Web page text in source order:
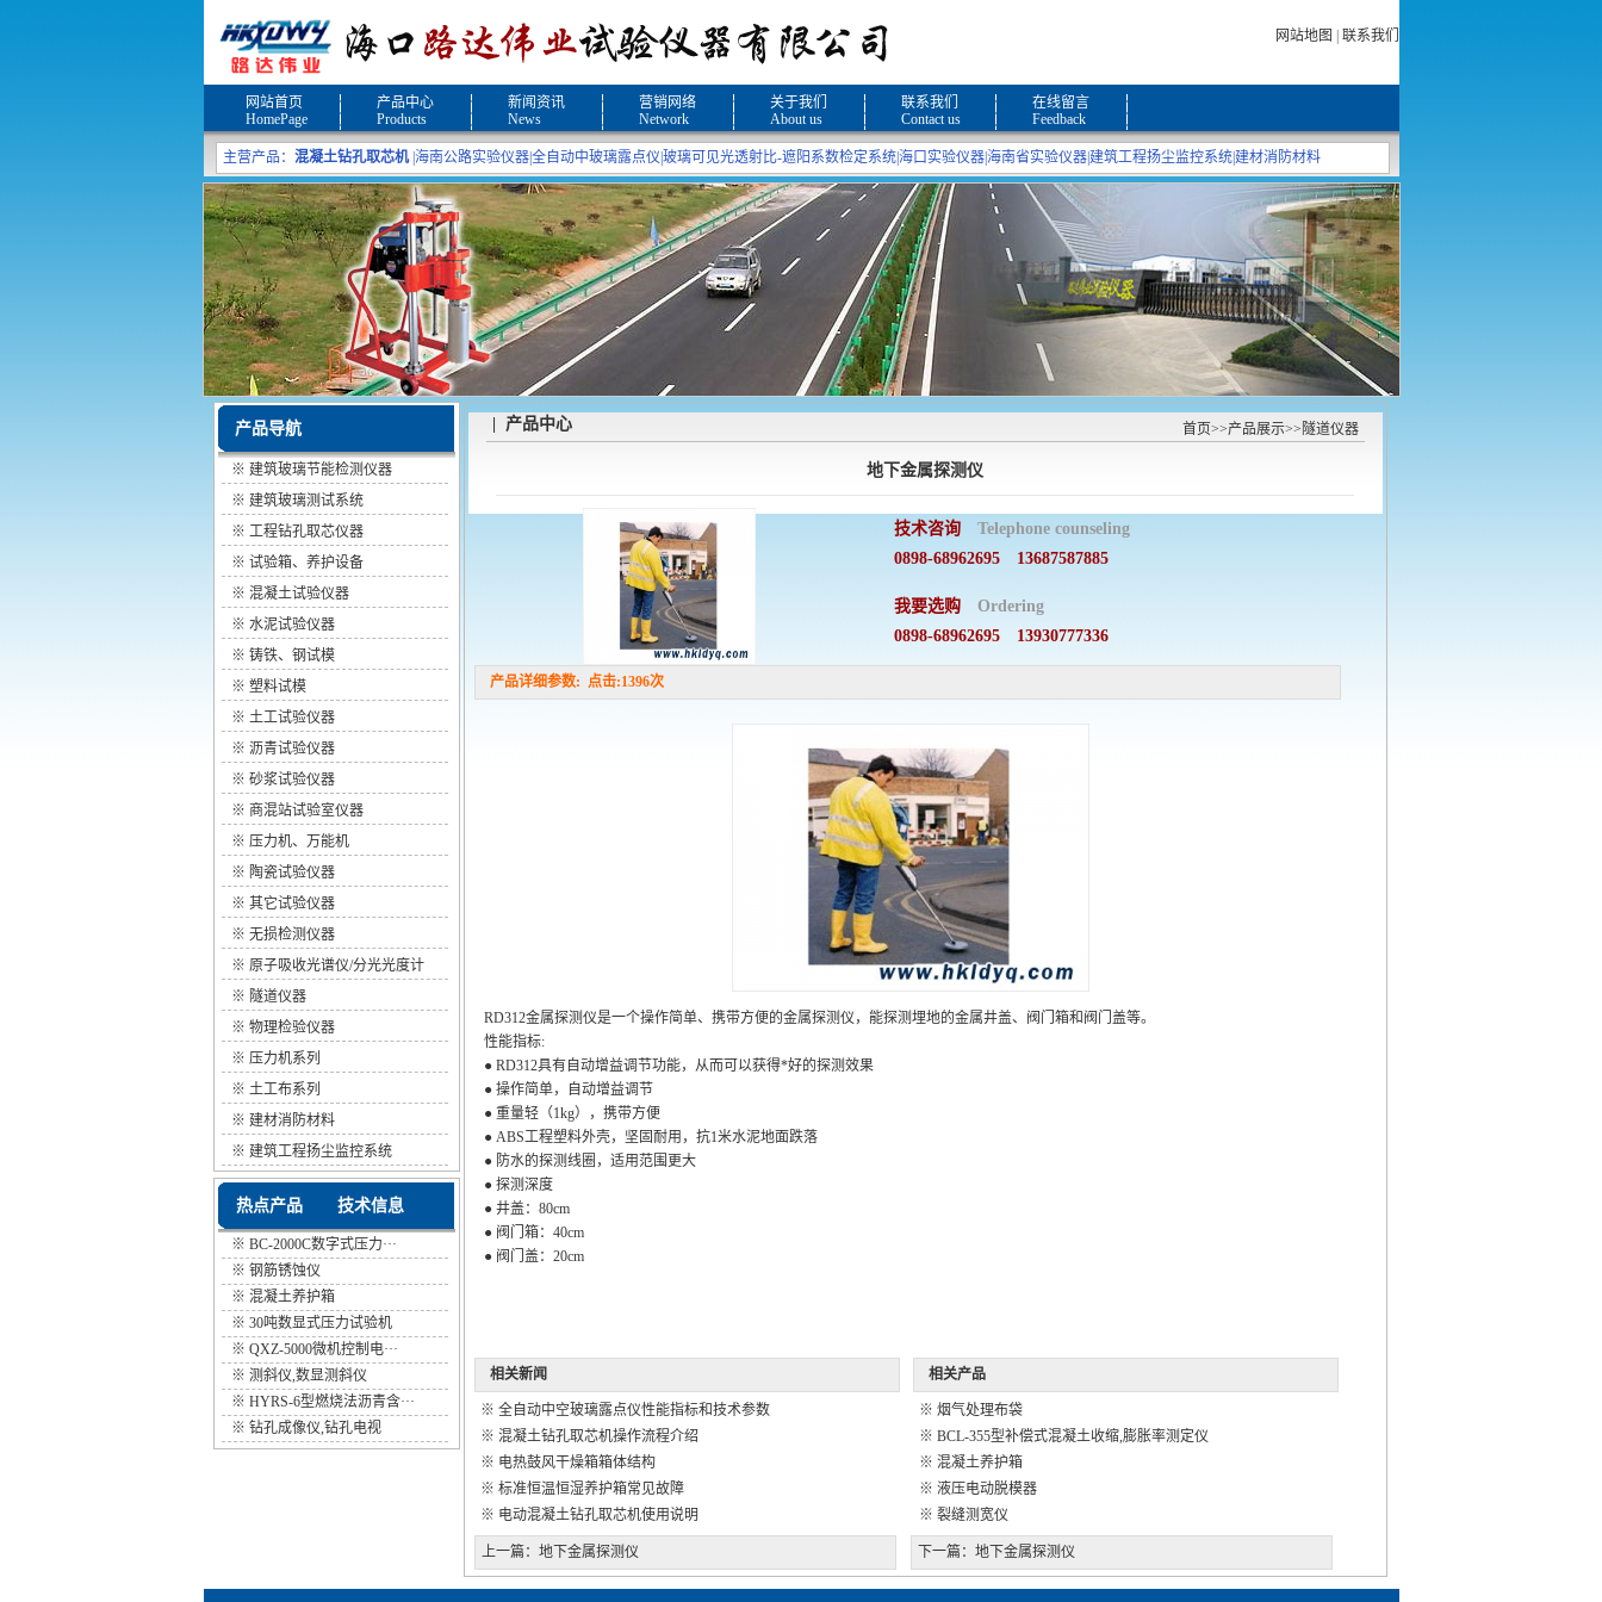
网站地图 联系我们
网站首页
HomePage
产品中心
Products
新闻资讯
News
营销网络
Network
关于我们
About us
联系我们
Contact us
在线留言
Feedback
主营产品： 混凝土钻孔取芯机| 海南公路实验仪器|全自动中玻璃露点仪 玻璃可见光透射比-遮阳系数检定系统|海口实验仪器|海南省实验仪器| 建筑工程扬尘监控系统| 建材消防材料
产品导航
※ 建筑玻璃节能检测仪器
※ 建筑玻璃测试系统
※ 工程钻孔取芯仪器
※ 试验箱、养护设备
※ 混凝土试验仪器
※ 水泥试验仪器
※ 铸铁、钢试模
※ 塑料试模
※ 土工试验仪器
※ 沥青试验仪器
※ 砂浆试验仪器
※ 商混站试验室仪器
※ 压力机、万能机
※ 陶瓷试验仪器
※ 其它试验仪器
※ 无损检测仪器
※ 原子吸收光谱仪/分光光度计
※ 隧道仪器
※ 物理检验仪器
※ 压力机系列
※ 土工布系列
※ 建材消防材料
※ 建筑工程扬尘监控系统
热点产品 技术信息
※ BC-2000C数字式压力···
※ 钢筋锈蚀仪
※ 混凝土养护箱
※ 30吨数显式压力试验机
※ QXZ-5000微机控制电···
※ 测斜仪,数显测斜仪
※ HYRS-6型燃烧法沥青含···
※ 钻孔成像仪,钻孔电视
| 产品中心 首页>>产品展示>> 隧道仪器
地下金属探测仪
技术咨询 Telephone counseling
0898-68962695 13687587885
我要选购 Ordering
0898-68962695 13930777336
产品详细参数: 点击:1396次
RD312金属探测仪是一个操作简单、携带方便的金属探测仪，能探测埋地的金属井盖、阀门箱和阀门盖等。
性能指标:
● RD312具有自动增益调节功能，从而可以获得*好的探测效果
● 操作简单，自动增益调节
● 重量轻（1kg），携带方便
● ABS工程塑料外壳，坚固耐用，抗1米水泥地面跌落
● 防水的探测线圈，适用范围更大
● 探测深度
● 井盖：80cm
● 阀门箱：40cm
● 阀门盖：20cm
相关新闻
※ 全自动中空玻璃露点仪性能指标和技术参数
※ 混凝土钻孔取芯机操作流程介绍
※ 电热鼓风干燥箱箱体结构
※ 标准恒温恒湿养护箱常见故障
※ 电动混凝土钻孔取芯机使用说明
相关产品
※ 烟气处理布袋
※ BCL-355型补偿式混凝土收缩,膨胀率测定仪
※ 混凝土养护箱
※ 液压电动脱模器
※ 裂缝测宽仪
上一篇： 地下金属探测仪 下一篇： 地下金属探测仪